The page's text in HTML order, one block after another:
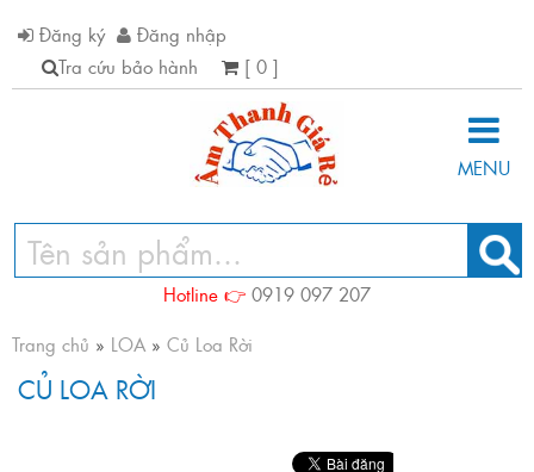
Đăng ký
Đăng nhập
Tra cứu bảo hành
[ 0 ]
MENU
Hotline 👉 0919 097 207
Trang chủ » LOA » Củ Loa Rời
CỦ LOA RỜI